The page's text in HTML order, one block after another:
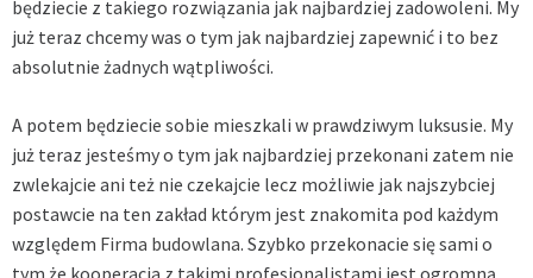
będziecie z takiego rozwiązania jak najbardziej zadowoleni. My
już teraz chcemy was o tym jak najbardziej zapewnić i to bez
absolutnie żadnych wątpliwości.
A potem będziecie sobie mieszkali w prawdziwym luksusie. My
już teraz jesteśmy o tym jak najbardziej przekonani zatem nie
zwlekajcie ani też nie czekajcie lecz możliwie jak najszybciej
postawcie na ten zakład którym jest znakomita pod każdym
względem Firma budowlana. Szybko przekonacie się sami o
tym że kooperacja z takimi profesjonalistami jest ogromną